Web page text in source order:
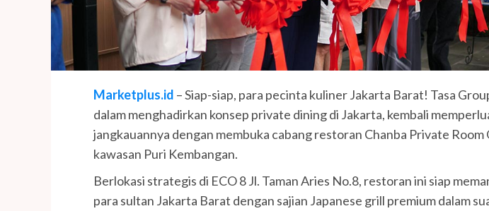
Marketplus.id – Siap-siap, para pecinta kuliner Jakarta Barat! Tasa
dalam menghadirkan konsep private dining di Jakarta, kembali
jangkauannya dengan membuka cabang restoran Chanba Private Room
kawasan Puri Kembangan.
Berlokasi strategis di ECO 8 Jl. Taman Aries No.8, restoran ini siap
para sultan Jakarta Barat dengan sajian Japanese grill premium dalam